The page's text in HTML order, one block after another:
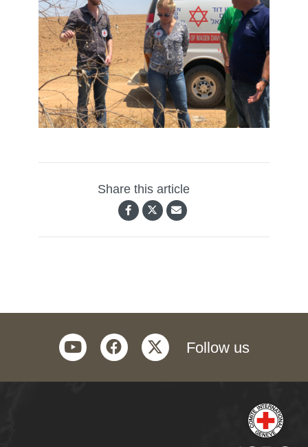
Share this article
Follow us
twitter
facebook
youtube